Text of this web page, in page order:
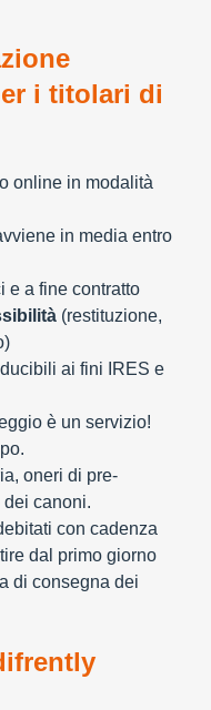
i titolari di
online in modalità
in media entro
e a fine contratto
(restituzione,
ai fini IRES e
è un servizio!
oneri di pre-
dei canoni.
con cadenza
dal primo giorno
di consegna dei